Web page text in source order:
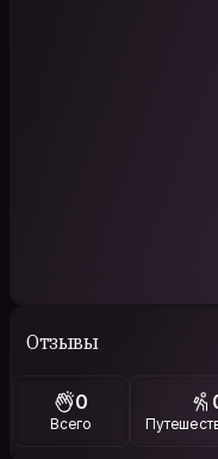
Отзывы
0
Всего